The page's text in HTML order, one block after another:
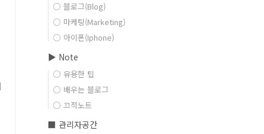
○ 블로그(Blog)
○ 마케팅(Marketing)
○ 아이폰(Iphone)
▶ Note
○ 유용한 팁
○ 배우는 블로그
○ 끄적노트
■ 관리자공간